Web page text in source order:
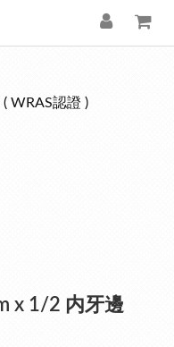
WRAS認證 )
x 1/2 内牙邊